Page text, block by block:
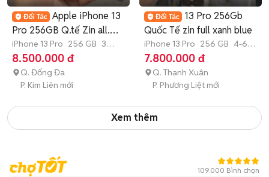
Apple iPhone 13
Pro 256GB Q.tế Zin all.
Có Góp
iPhone 13 Pro 256 GB 3
tháng
8.500.000 đ
Q. Đống Đa
P. Kim Liên mới
13 Pro 256Gb
Quốc Tế zin full xanh blue
iPhone 13 Pro 256 GB 4-6
tháng
7.800.000 đ
Q. Thanh Xuân
P. Phương Liệt mới
Xem thêm
109.000 Bình chọn